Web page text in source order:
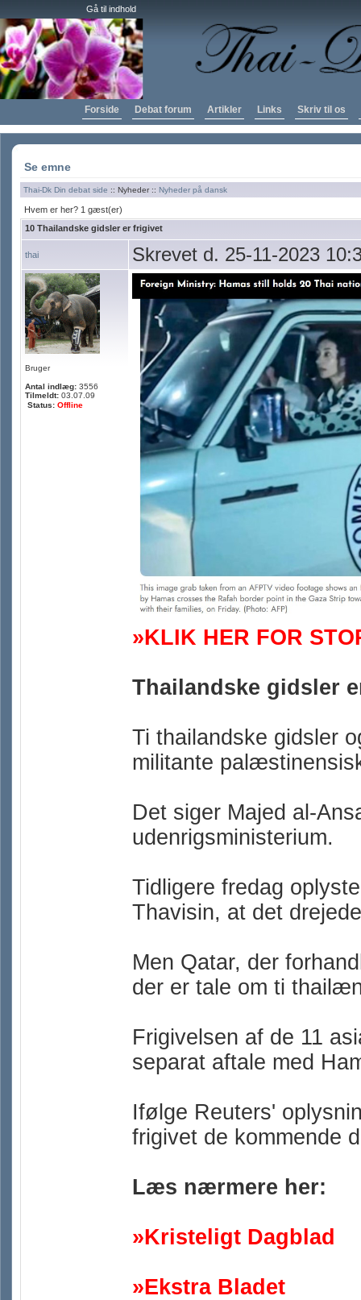
Gå til indhold
Forside Debat forum Artikler Links Skriv til os
Se emne
Thai-Dk Din debat side :: Nyheder :: Nyheder på dansk
Hvem er her? 1 gæst(er)
10 Thailandske gidsler er frigivet
thai Skrevet d. 25-11-2023
Bruger
Antal indlæg: 3556
Tilmeldt: 03.07.09
Status: Offline
»KLIK HER FOR
Thailandske gidsler
Ti thailandske gidsler
militante
Det siger Majed al-
udenrigsministerium.
Tidligere fredag
Thavisin, at det
Men Qatar, der
der er tale om ti
Frigivelsen af de 11
separat aftale med
Ifølge Reuters'
frigivet de kommende
Læs nærmere her:
»Kristeligt Dagblad
»Ekstra Bladet